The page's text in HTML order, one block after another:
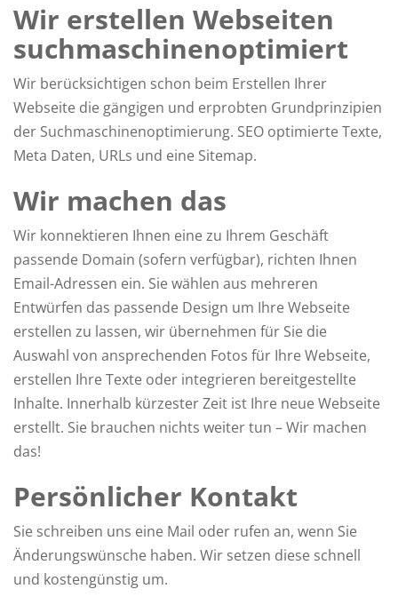
Wir erstellen Webseiten
suchmaschinenoptimiert
Wir berücksichtigen schon beim Erstellen Ihrer
Webseite die gängigen und erprobten Grundprinzipien
der Suchmaschinenoptimierung. SEO optimierte Texte,
Meta Daten, URLs und eine Sitemap.
Wir machen das
Wir konnektieren Ihnen eine zu Ihrem Geschäft
passende Domain (sofern verfügbar), richten Ihnen
Email-Adressen ein. Sie wählen aus mehreren
Entwürfen das passende Design um Ihre Webseite
erstellen zu lassen, wir übernehmen für Sie die
Auswahl von ansprechenden Fotos für Ihre Webseite,
erstellen Ihre Texte oder integrieren bereitgestellte
Inhalte. Innerhalb kürzester Zeit ist Ihre neue Webseite
erstellt. Sie brauchen nichts weiter tun – Wir machen
das!
Persönlicher Kontakt
Sie schreiben uns eine Mail oder rufen an, wenn Sie
Änderungswünsche haben. Wir setzen diese schnell
und kostengünstig um.